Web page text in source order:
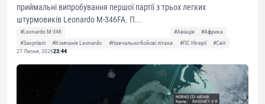
приймальні випробування першої партії з трьох легких
штурмовиків Leonardo M-346FA. П...
#Leonardo M-346 #Авіація
#Африка
#Закупівлі
#Компанія Leonardo #Навчально-бойові літаки #ПС Нігерії
#Світ
27 Липня, 202623:44